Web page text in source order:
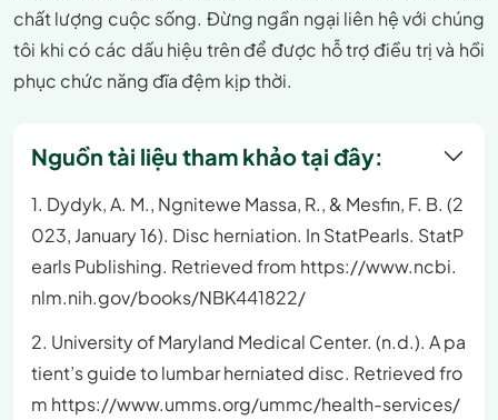
chất lượng cuộc sống. Đừng ngần ngại liên hệ với chúng
tôi khi có các dấu hiệu trên để được hỗ trợ điều trị và hồi
phục chức năng đĩa đệm kịp thời.
Nguồn tài liệu tham khảo tại đây:
1. Dydyk, A. M., Ngnitewe Massa, R., & Mesfin, F. B. (2
023, January 16). Disc herniation. In StatPearls. StatP
earls Publishing. Retrieved from https://www.ncbi.
nlm.nih.gov/books/NBK441822/
2. University of Maryland Medical Center. (n.d.). A pa
tient’s guide to lumbar herniated disc. Retrieved fro
m https://www.umms.org/ummc/health-services/